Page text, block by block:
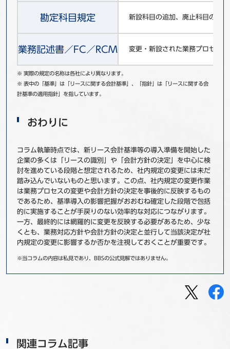
勘定科目規定 新設科目の追加、廃止科目の削
業務記述書／FC／RCM 変更・新設された業務プロセス
※ 実際の規定の名称は各社により異なります。
※ 表中の「基準」は「リースに関する会計基準」、「指針」は「リースに関する会
計基準の適用指針」を指しています。
おわりに
コラム執筆時点では、新リース会計基準等の導入準備を開始した
企業の多くは「リースの識別」や「会計方針の決定」を中心に検
討を進めている段階と想定されるため、社内規定の変更には未だ
踏み込んでいないものと思います。この点、社内規定の変更作業
は業務プロセスの変更や会計方針の決定を事後的に反映するもの
であるため、基準導入の影響把握がおおむね確定した段階で包括
的に実施することが手戻りのない効率的な対応につながります。
一方、最終的には網羅的に変更を反映する必要があるため、少な
くとも、業務対応方針や会計方針の決定と並行して当該決定が社
内規定の変更に影響するか否かを注視しておくことが重要です。
※当コラムの内容は私見であり、BBSの公式見解ではありません。
関連コラム記事